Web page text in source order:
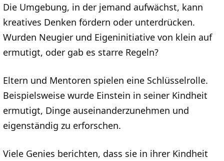
Die Umgebung, in der jemand aufwächst, kann
kreatives Denken fördern oder unterdrücken.
Wurden Neugier und Eigeninitiative von klein auf
ermutigt, oder gab es starre Regeln?
Eltern und Mentoren spielen eine Schlüsselrolle.
Beispielsweise wurde Einstein in seiner Kindheit
ermutigt, Dinge auseinanderzunehmen und
eigenständig zu erforschen.
Viele Genies berichten, dass sie in ihrer Kindheit